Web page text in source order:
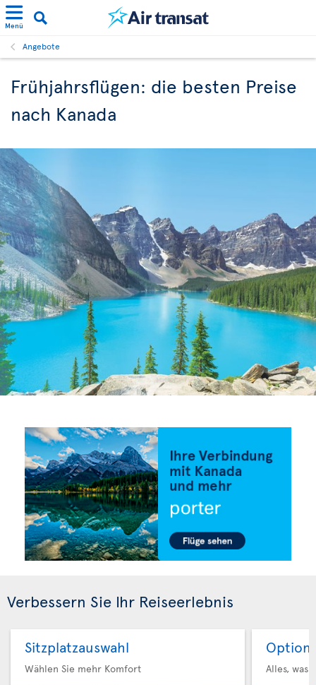
Menü
Angebote
Frühjahrsflügen: die besten Preise
nach Kanada
Verbessern Sie Ihr Reiseerlebnis
Sitzplatzauswahl
Wählen Sie mehr Komfort
Option
Alles, was